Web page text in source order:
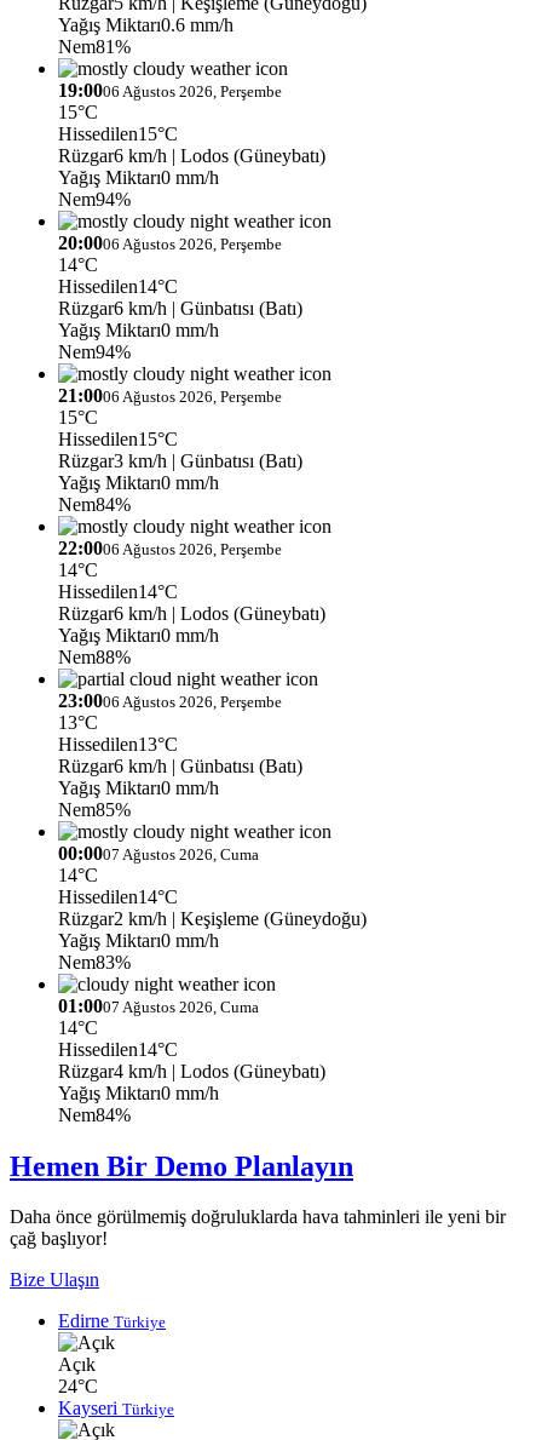
Yağış Miktarı0.6 mm/h
Nem81%
19:0006 Ağustos 2026, Perşembe
15°C
Hissedilen15°C
Rüzgar6 km/h | Lodos (Güneybatı)
Yağış Miktarı0 mm/h
Nem94%
20:0006 Ağustos 2026, Perşembe
14°C
Hissedilen14°C
Rüzgar6 km/h | Günbatısı (Batı)
Yağış Miktarı0 mm/h
Nem94%
21:0006 Ağustos 2026, Perşembe
15°C
Hissedilen15°C
Rüzgar3 km/h | Günbatısı (Batı)
Yağış Miktarı0 mm/h
Nem84%
22:0006 Ağustos 2026, Perşembe
14°C
Hissedilen14°C
Rüzgar6 km/h | Lodos (Güneybatı)
Yağış Miktarı0 mm/h
Nem88%
23:0006 Ağustos 2026, Perşembe
13°C
Hissedilen13°C
Rüzgar6 km/h | Günbatısı (Batı)
Yağış Miktarı0 mm/h
Nem85%
00:0007 Ağustos 2026, Cuma
14°C
Hissedilen14°C
Rüzgar2 km/h | Keşişleme (Güneydoğu)
Yağış Miktarı0 mm/h
Nem83%
01:0007 Ağustos 2026, Cuma
14°C
Hissedilen14°C
Rüzgar4 km/h | Lodos (Güneybatı)
Yağış Miktarı0 mm/h
Nem84%
Hemen Bir Demo Planlayın
Daha önce görülmemiş doğruluklarda hava tahminleri ile yeni bir
çağ başlıyor!
Bize Ulaşın
Edirne Türkiye
Açık
24°C
Kayseri Türkiye